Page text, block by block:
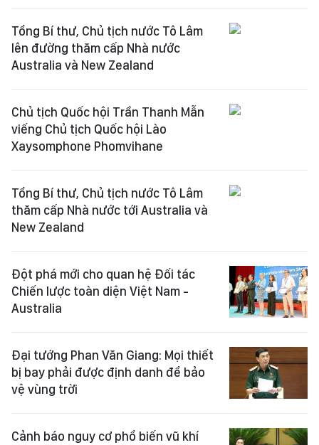
Tổng Bí thư, Chủ tịch nước Tô Lâm
lên đường thăm cấp Nhà nước
Australia và New Zealand
Chủ tịch Quốc hội Trần Thanh Mẫn
viếng Chủ tịch Quốc hội Lào
Xaysomphone Phomvihane
Tổng Bí thư, Chủ tịch nước Tô Lâm
thăm cấp Nhà nước tới Australia và
New Zealand
Đột phá mới cho quan hệ Đối tác
Chiến lược toàn diện Việt Nam -
Australia
Đại tướng Phan Văn Giang: Mọi thiết
bị bay phải được định danh để bảo
vệ vùng trời
Cảnh báo nguy cơ phổ biến vũ khí